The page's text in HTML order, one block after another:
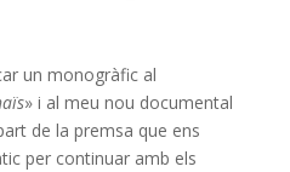
un monogràfic al
» i al meu nou documental
de la premsa que ens
per continuar amb els